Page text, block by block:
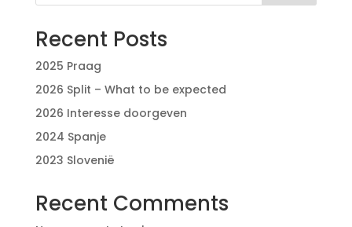
Recent Posts
2025 Praag
2026 Split – What to be expected
2026 Interesse doorgeven
2024 Spanje
2023 Slovenië
Recent Comments